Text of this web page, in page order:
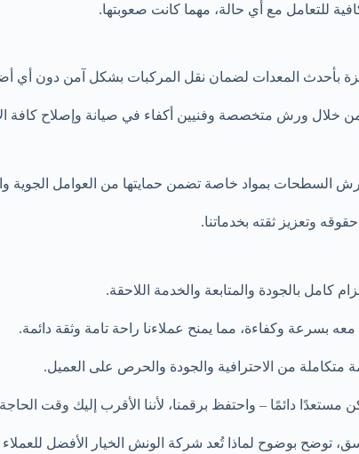
للتعامل مع أي حالة، مهما كانت صعوبتها.
بأحدث المعدات لضمان نقل المركبات بشكل آمن دون أي
خلال ورش متخصصة وفنيين أكفاء في صيانة وإصلاح كافة
السطحات بمواد خاصة تضمن حمايتها من العوامل الجوية
وتعزيز ثقته بخدماتنا.
كامل بالجودة والمتابعة والخدمة اللاحقة.
بسرعة وكفاءة، مما يمنح عملاءنا راحة تامة وثقة دائمة.
من الاحترافية والجودة والحرص على العميل.
مستعدًا دائمًا – واحتفظ برقمنا، لأننا الأقرب إليك وقت
توضح بوضوح لماذا تُعد شركة الونش الخيار الأفضل